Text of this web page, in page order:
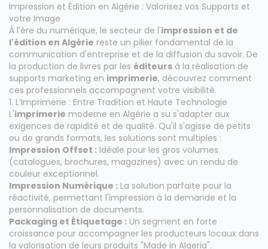
Impression et Édition en Algérie : Valorisez vos Supports et
votre Image
À l'ère du numérique, le secteur de l'impression et de
l'édition en Algérie reste un pilier fondamental de la
communication d'entreprise et de la diffusion du savoir. De
la production de livres par les éditeurs à la réalisation de
supports marketing en imprimerie, découvrez comment
ces professionnels accompagnent votre visibilité.
1. L’Imprimerie : Entre Tradition et Haute Technologie
L'imprimerie moderne en Algérie a su s'adapter aux
exigences de rapidité et de qualité. Qu'il s'agisse de petits
ou de grands formats, les solutions sont multiples :
Impression Offset : Idéale pour les gros volumes
(catalogues, brochures, magazines) avec un rendu de
couleur exceptionnel.
Impression Numérique : La solution parfaite pour la
réactivité, permettant l'impression à la demande et la
personnalisation de documents.
Packaging et Étiquetage : Un segment en forte
croissance pour accompagner les producteurs locaux dans
la valorisation de leurs produits "Made in Algeria".